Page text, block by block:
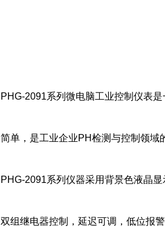
PHG-2091系列微电脑工业控制仪表
简单，是工业企业PH检测与控制领域
PHG-2091系列仪器采用背景色液晶
双组继电器控制，延迟可调，低位报